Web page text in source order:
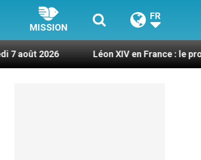
MISSION
FR
Léon XIV en France : le programme